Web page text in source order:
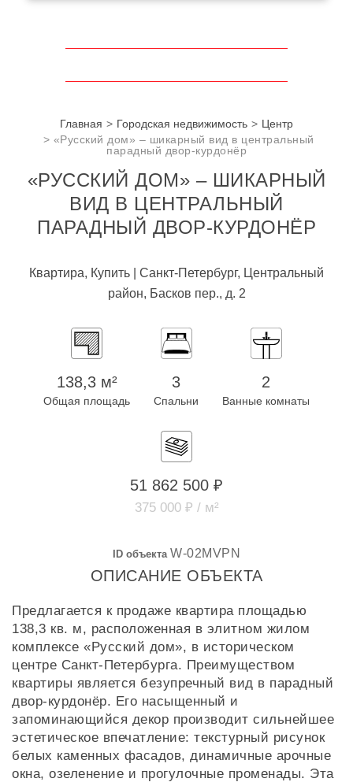
Главная Городская недвижимость
Центр
«Русский дом» – шикарный вид в центральный
парадный двор-курдонёр
«РУССКИЙ ДОМ» – ШИКАРНЫЙ
ВИД В ЦЕНТРАЛЬНЫЙ
ПАРАДНЫЙ ДВОР-КУРДОНЁР
Квартира, Купить | Санкт-Петербург, Центральный
район, Басков пер., д. 2
138,3 м²
Общая площадь
3
Спальни
2
Ванные комнаты
51 862 500 ₽
375 000 ₽ / м²
ID объекта W-02MVPN
ОПИСАНИЕ ОБЪЕКТА
Предлагается к продаже квартира площадью
138,3 кв. м, расположенная в элитном жилом
комплексе «Русский дом», в историческом
центре Санкт-Петербурга. Преимуществом
квартиры является безупречный вид в парадный
двор-курдонёр. Его насыщенный и
запоминающийся декор производит сильнейшее
эстетическое впечатление: текстурный рисунок
белых каменных фасадов, динамичные арочные
окна, озеленение и прогулочные променады. Эта